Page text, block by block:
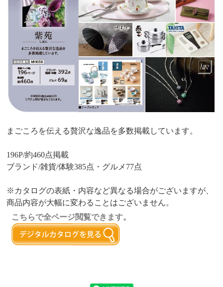
まごころを伝える贅沢な逸品を多数掲載しています。
196P/約460点掲載
ブランド/雑貨/体験385点・グルメ77点
※カタログの表紙・内容など異なる場合がございますが、
商品内容が大幅に変わることはございません。
こちらで全ページ閲覧できます。